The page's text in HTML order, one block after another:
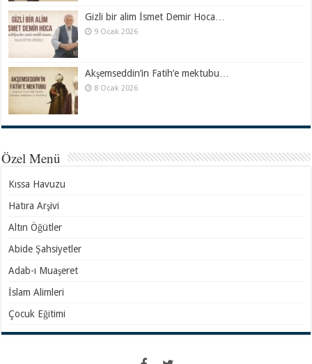
Gizli bir alim İsmet Demir Hoca…
9 Ocak 2026
Akşemseddin’in Fatih’e mektubu…
8 Ocak 2026
Özel Menü
Kıssa Havuzu
Hatıra Arşivi
Altın Öğütler
Abide Şahsiyetler
Adab-ı Muaşeret
İslam Alimleri
Çocuk Eğitimi